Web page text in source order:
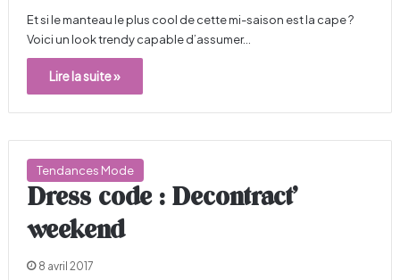
Et si le manteau le plus cool de cette mi-saison est la cape ?
Voici un look trendy capable d’assumer…
Lire la suite »
Tendances Mode
Dress code : Decontract’
weekend
8 avril 2017